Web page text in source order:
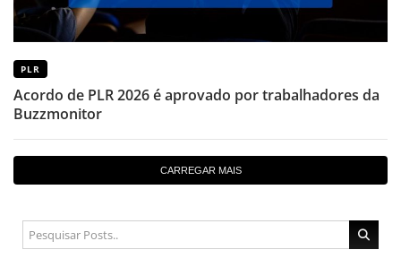
PLR
Acordo de PLR 2026 é aprovado por trabalhadores da
Buzzmonitor
CARREGAR MAIS